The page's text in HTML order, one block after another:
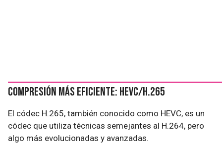
Compresión más eficiente: HEVC/H.265
El códec H.265, también conocido como HEVC, es un
códec que utiliza técnicas semejantes al H.264, pero
algo más evolucionadas y avanzadas.